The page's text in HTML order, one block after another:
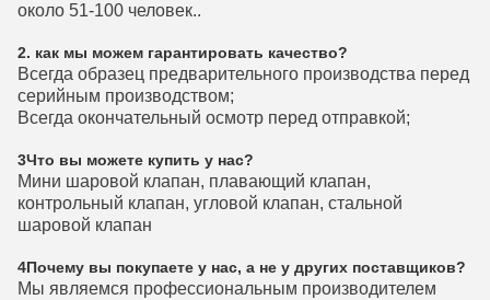
около 51-100 человек..
2. как мы можем гарантировать качество?
Всегда образец предварительного производства перед
серийным производством;
Всегда окончательный осмотр перед отправкой;
3Что вы можете купить у нас?
Мини шаровой клапан, плавающий клапан,
контрольный клапан, угловой клапан, стальной
шаровой клапан
4Почему вы покупаете у нас, а не у других поставщиков?
Мы являемся профессиональным производителем